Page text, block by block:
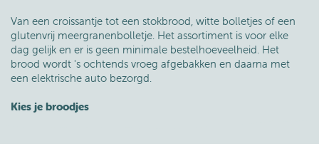
Van een croissantje tot een stokbrood, witte bolletjes of een
glutenvrij meergranenbolletje. Het assortiment is voor elke
dag gelijk en er is geen minimale bestelhoeveelheid. Het
brood wordt 's ochtends vroeg afgebakken en daarna met
een elektrische auto bezorgd.
Kies je broodjes